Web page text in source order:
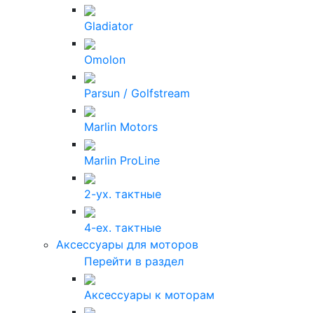
Gladiator
Omolon
Parsun / Golfstream
Marlin Motors
Marlin ProLine
2-ух. тактные
4-ех. тактные
Аксессуары для моторов
Перейти в раздел
Аксессуары к моторам